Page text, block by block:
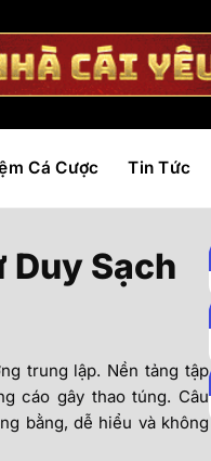
Cá Cược Tin Tức
Duy Sạch
trung lập. Nền tảng tập
cáo gây thao túng. Câu
bằng, dễ hiểu và không